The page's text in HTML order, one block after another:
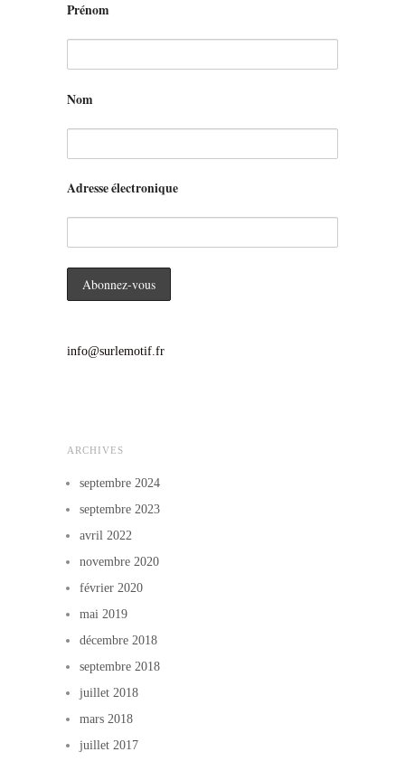
Prénom
Nom
Adresse électronique
info@surlemotif.fr
ARCHIVES
septembre 2024
septembre 2023
avril 2022
novembre 2020
février 2020
mai 2019
décembre 2018
septembre 2018
juillet 2018
mars 2018
juillet 2017